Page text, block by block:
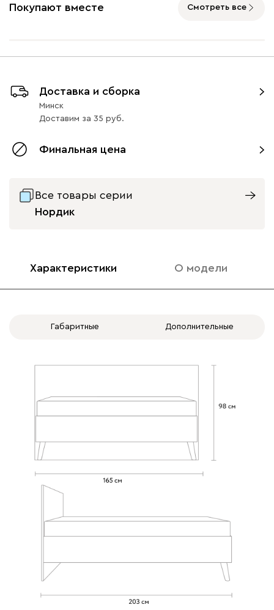
Покупают вместе Смотреть все
Доставка и сборка
Минск
Доставим за 35
Финальная цена
Все товары серии
Нордик
Характеристики О модели
Габаритные Дополнительные